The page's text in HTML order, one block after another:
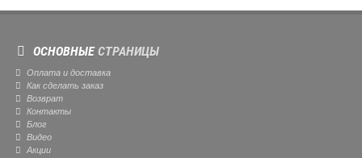
ОСНОВНЫЕСТРАНИЦЫ
Оплата и доставка
Как сделать заказ
Возврат
Контакты
Блог
Видео
Акции